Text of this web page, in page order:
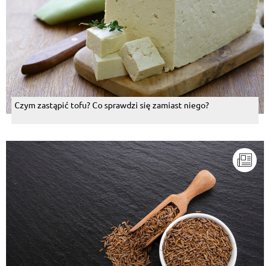
Czym zastąpić tofu? Co sprawdzi się zamiast niego?